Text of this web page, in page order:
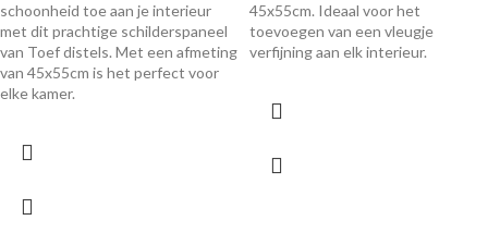
schoonheid toe aan je interieur
met dit prachtige schilderspaneel
van Toef distels. Met een afmeting
van 45x55cm is het perfect voor
elke kamer.
45x55cm. Ideaal voor het
toevoegen van een vleugje
verfijning aan elk interieur.